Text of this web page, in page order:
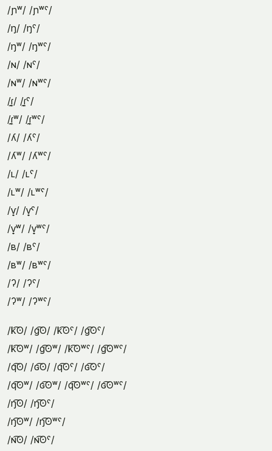
/ɲʷ/ /ɲʷˤ/
/ŋ/ /ŋˤ/
/ŋʷ/ /ŋʷˤ/
/ɴ/ /ɴˤ/
/ɴʷ/ /ɴʷˤ/
/ɾ̼/ /ɾ̼ˤ/
/ɾ̼ʷ/ /ɾ̼ʷˤ/
/ʎ/ /ʎˤ/
/ʎʷ/ /ʎʷˤ/
/ʟ/ /ʟˤ/
/ʟʷ/ /ʟʷˤ/
/ⱱ̟/ /ⱱ̟ˤ/
/ⱱ̟ʷ/ /ⱱ̟ʷˤ/
/ʙ/ /ʙˤ/
/ʙʷ/ /ʙʷˤ/
/ʔ/ /ʔˤ/
/ʔʷ/ /ʔʷˤ/
/k͡ʘ/ /g͡ʘ/ /k͡ʘˤ/ /g͡ʘˤ/
/k͡ʘʷ/ /g͡ʘʷ/ /k͡ʘʷˤ/ /g͡ʘʷˤ/
/q͡ʘ/ /ɢ͡ʘ/ /q͡ʘˤ/ /ɢ͡ʘˤ/
/q͡ʘʷ/ /ɢ͡ʘʷ/ /q͡ʘʷˤ/ /ɢ͡ʘʷˤ/
/ŋ͡ʘ/ /ŋ͡ʘˤ/
/ŋ͡ʘʷ/ /ŋ͡ʘʷˤ/
/ɴ͡ʘ/ /ɴ͡ʘˤ/